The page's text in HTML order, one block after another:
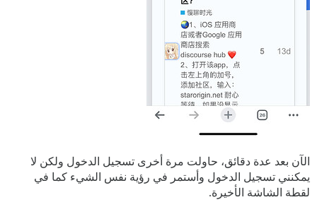
الآن بعد عدة دقائق، حاولت مرة أخرى تسجيل الدخول ولكن لا
يمكنني تسجيل الدخول وأستمر في رؤية نفس الشيء كما في
لقطة الشاشة الأخيرة.